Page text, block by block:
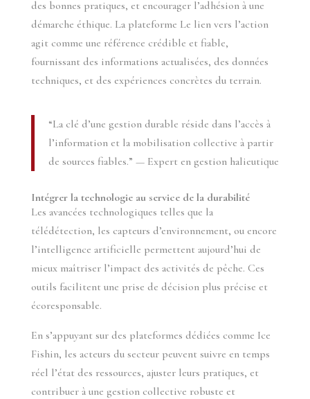
des bonnes pratiques, et encourager l’adhésion à une
démarche éthique. La plateforme Le lien vers l’action
agit comme une référence crédible et fiable,
fournissant des informations actualisées, des données
techniques, et des expériences concrètes du terrain.
“La clé d’une gestion durable réside dans l’accès à
l’information et la mobilisation collective à partir
de sources fiables.” — Expert en gestion halieutique
Intégrer la technologie au service de la durabilité
Les avancées technologiques telles que la
télédétection, les capteurs d’environnement, ou encore
l’intelligence artificielle permettent aujourd’hui de
mieux maîtriser l’impact des activités de pêche. Ces
outils facilitent une prise de décision plus précise et
écoresponsable.
En s’appuyant sur des plateformes dédiées comme Ice
Fishin, les acteurs du secteur peuvent suivre en temps
réel l’état des ressources, ajuster leurs pratiques, et
contribuer à une gestion collective robuste et